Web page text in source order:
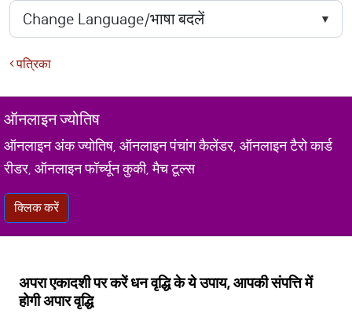
पत्रिका
ऑनलाइन ज्योतिष
ऑनलाइन अंक ज्योतिष, ऑनलाइन पंचांग कैलेंडर, ऑनलाइन टैरो कार्ड
रीडर, ऑनलाइन फॉर्च्यून कुकी, मैच टूल्स
क्लिक करें
अपरा एकादशी पर करें धन वृद्धि के ये उपाय, आपकी संपत्ति में
होगी अपार वृद्धि